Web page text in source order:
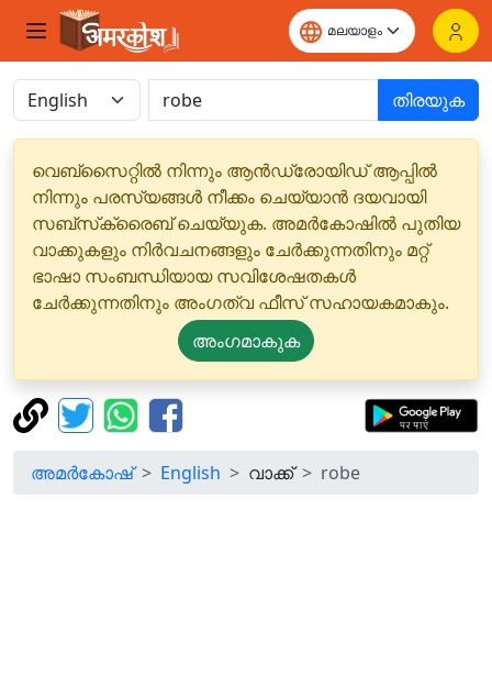
തിരയുക
വെബ്‌സൈറ്റിൽ നിന്നും ആൻഡ്രോയിഡ് ആപ്പിൽ
നിന്നും പരസ്യങ്ങൾ നീക്കം ചെയ്യാൻ ദയവായി
സബ്‌സ്‌ക്രൈബ് ചെയ്യുക. അമർകോഷിൽ പുതിയ
വാക്കുകളും നിർവചനങ്ങളും ചേർക്കുന്നതിനും മറ്റ്
ഭാഷാ സംബന്ധിയായ സവിശേഷതകൾ
ചേർക്കുന്നതിനും അംഗത്വ ഫീസ് സഹായകമാകും.
അംഗമാകുക
അമർകോഷ് English വാക്ക് robe